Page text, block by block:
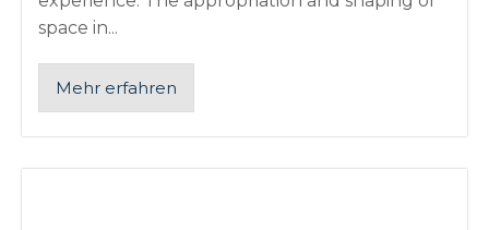
space in...
Mehr erfahren